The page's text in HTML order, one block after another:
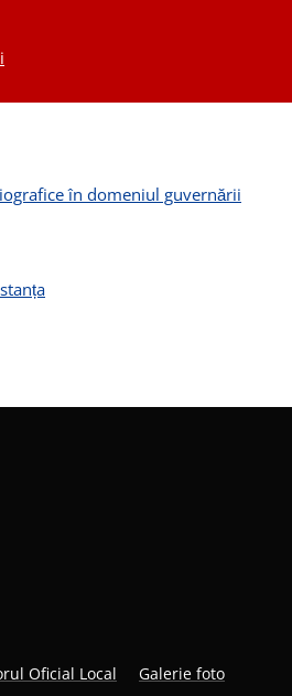
în domeniul guvernării
Oficial Local
Galerie foto